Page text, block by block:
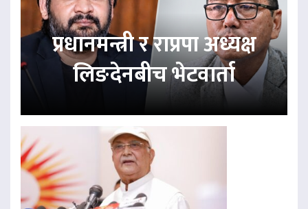
प्रधानमन्त्री र राप्रपा अध्यक्ष
लिङदेनबीच भेटवार्ता